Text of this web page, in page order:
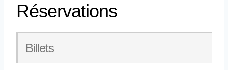
Réservations
Billets